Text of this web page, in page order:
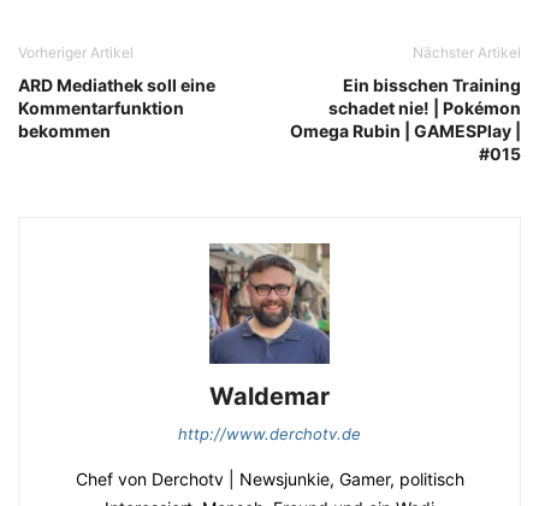
Vorheriger Artikel
ARD Mediathek soll eine
Kommentarfunktion
bekommen
Nächster Artikel
Ein bisschen Training
schadet nie! | Pokémon
Omega Rubin | GAMESPlay |
#015
Waldemar
http://www.derchotv.de
Chef von Derchotv | Newsjunkie, Gamer, politisch